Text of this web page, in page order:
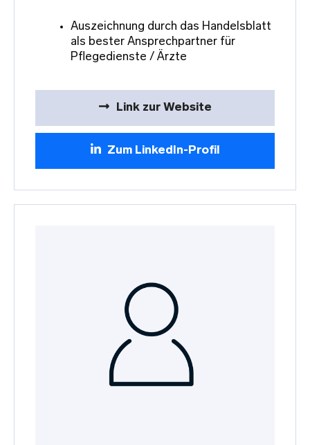
Auszeichnung durch das Handelsblatt
als bester Ansprechpartner für
Pflegedienste / Ärzte
Link zur Website
Zum LinkedIn-Profil